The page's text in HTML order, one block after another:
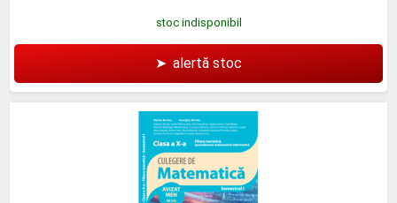
stoc indisponibil
➤ alertă stoc